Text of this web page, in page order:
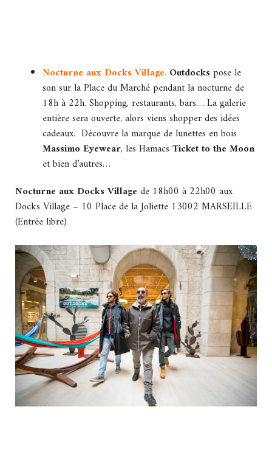
Nocturne aux Docks Village. Outdockspose le
son sur la Place du Marché pendant la nocturne de
18h à 22h. Shopping, restaurants, bars… La galerie
entière sera ouverte, alors viens shopper des idées
cadeaux. Découvre la marque de lunettes en bois
Massimo Eyewear, les Hamacs Ticket to the Moon
et bien d’autres…
Nocturne aux Docks Village de 18h00 à 22h00 aux
Docks Village – 10 Place de la Joliette 13002 MARSEILLE
(Entrée libre)